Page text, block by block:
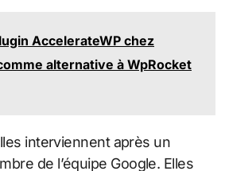
AccelerateWP chez
alternative à WpRocket
interviennent après un
de l’équipe Google. Elles